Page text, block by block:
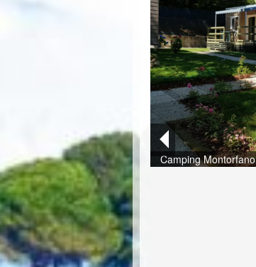
Camping Montorfano